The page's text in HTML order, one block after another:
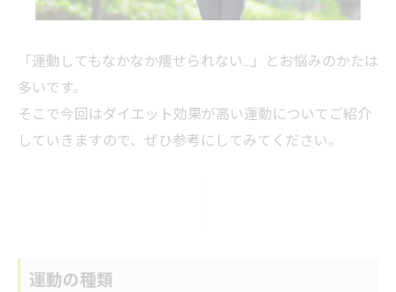
「運動してもなかなか痩せられない…」とお悩みのかたは
多いです。
そこで今回はダイエット効果が高い運動についてご紹介
していきますので、ぜひ参考にしてみてください。
運動の種類